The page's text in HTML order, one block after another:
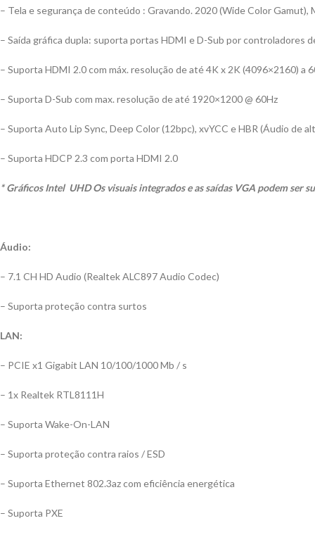
– Tela e segurança de conteúdo : Gravando. 2020 (Wide Color Gamut),
– Saída gráfica dupla: suporta portas HDMI e D-Sub por controladores
– Suporta HDMI 2.0 com máx. resolução de até 4K x 2K (4096×2160) a
– Suporta D-Sub com max. resolução de até 1920×1200 @ 60Hz
– Suporta Auto Lip Sync, Deep Color (12bpc), xvYCC e HBR (Áudio
– Suporta HDCP 2.3 com porta HDMI 2.0
* Gráficos Intel UHD Os visuais integrados e as saídas VGA podem ser
Áudio:
– 7.1 CH HD Audio (Realtek ALC897 Audio Codec)
– Suporta proteção contra surtos
LAN:
– PCIE x1 Gigabit LAN 10/100/1000 Mb / s
– 1x Realtek RTL8111H
– Suporta Wake-On-LAN
– Suporta proteção contra raios / ESD
– Suporta Ethernet 802.3az com eficiência energética
– Suporta PXE